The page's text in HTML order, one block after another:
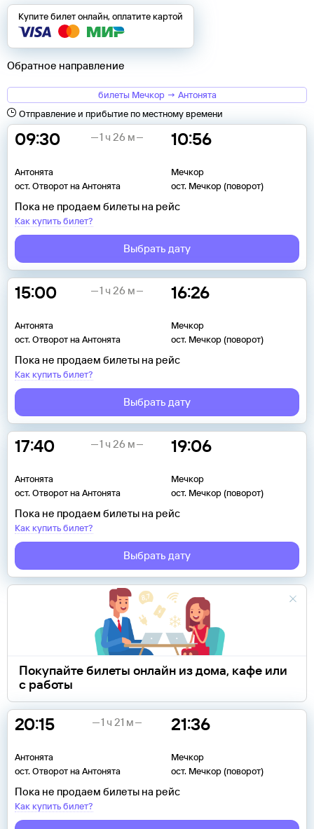
Купите билет онлайн, оплатите картой
Обратное направление
билеты Мечкор → Антонята
Отправление и прибытие по местному времени
09:30
Антонята
ост. Отворот на Антонята
10:56
Мечкор
ост. Мечкор (поворот)
1 ч 26 м
Пока не продаем билеты на рейс
Как купить билет?
Выбрать дату
15:00
Антонята
ост. Отворот на Антонята
16:26
Мечкор
ост. Мечкор (поворот)
1 ч 26 м
Пока не продаем билеты на рейс
Как купить билет?
Выбрать дату
17:40
Антонята
ост. Отворот на Антонята
19:06
Мечкор
ост. Мечкор (поворот)
1 ч 26 м
Пока не продаем билеты на рейс
Как купить билет?
Выбрать дату
Покупайте билеты онлайн из дома, кафе или
с работы
20:15
Антонята
ост. Отворот на Антонята
21:36
Мечкор
ост. Мечкор (поворот)
1 ч 21 м
Пока не продаем билеты на рейс
Как купить билет?